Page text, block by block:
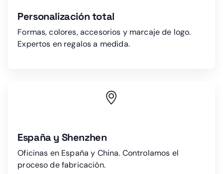
Personalización total
Formas, colores, accesorios y marcaje de logo.
Expertos en regalos a medida.
España y Shenzhen
Oficinas en España y China. Controlamos el
proceso de fabricación.